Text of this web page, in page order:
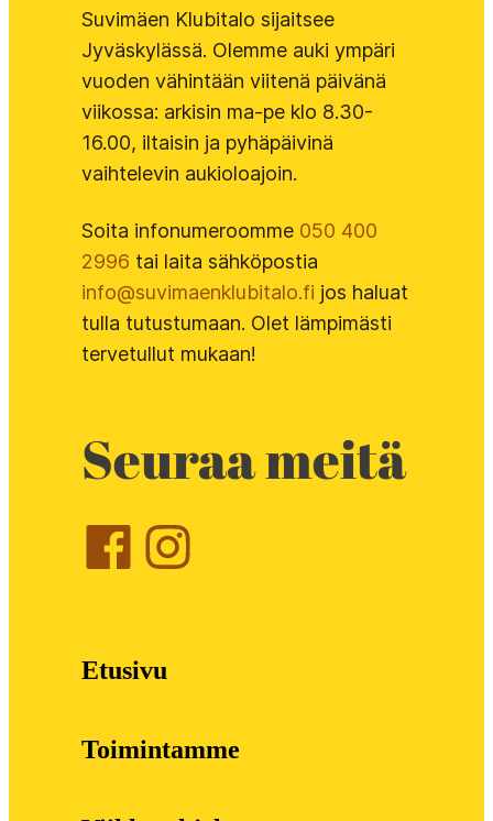
Suvimäen Klubitalo sijaitsee
Jyväskylässä. Olemme auki ympäri
vuoden vähintään viitenä päivänä
viikossa: arkisin ma-pe klo 8.30-
16.00, iltaisin ja pyhäpäivinä
vaihtelevin aukioloajoin.
Soita infonumeroomme 050 400
2996 tai laita sähköpostia
info@suvimaenklubitalo.fi jos haluat
tulla tutustumaan. Olet lämpimästi
tervetullut mukaan!
Seuraa meitä
Etusivu
Toimintamme